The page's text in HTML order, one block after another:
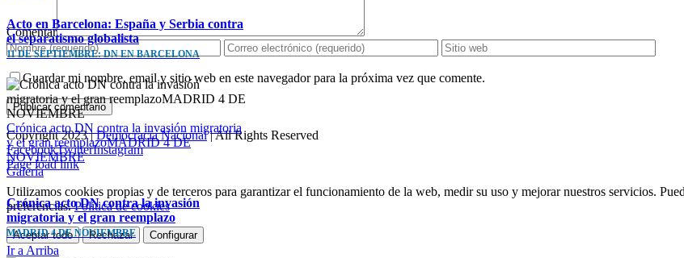
Acto en Barcelona: España y Serbia contra
el separatismo globalista
11 DE SEPTIEMBRE: DN EN BARCELONA
Crónica acto DN contra la invasión migratoria
y el gran reemplazoMADRID 4 DE
NOVIEMBRE
Galería
Crónica acto DN contra la invasión
migratoria y el gran reemplazo
MADRID 4 DE NOVIEMBRE
Comentar
Guardar mi nombre, email y sitio web en este navegador para la próxima vez que comente.
Copyright 2023 |Democracia Nacional| All Rights Reserved
FacebookTwitterInstagram
Page load link
Utilizamos cookies propias y de terceros para garantizar el funcionamiento de la web, medir su uso y mejorar nuestros servicios.
preferencias.Política de cookies
Aceptar todo Rechazar Configurar
Ir a Arriba